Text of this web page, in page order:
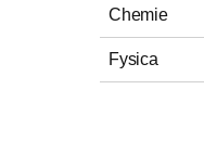
Chemie
Fysica